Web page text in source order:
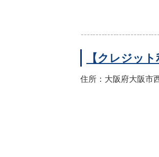
【クレジッ
住所：大阪府大阪市